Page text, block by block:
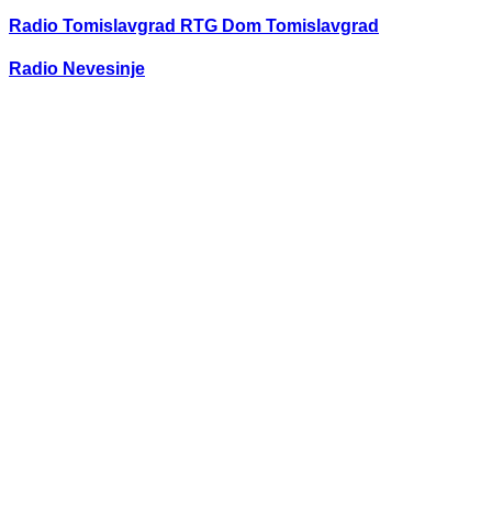
Radio Tomislavgrad RTG Dom Tomislavgrad
Radio Nevesinje